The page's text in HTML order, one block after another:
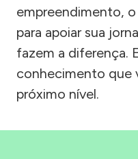
empreendimento,
para apoiar sua
fazem a diferença.
conhecimento que
próximo nível.